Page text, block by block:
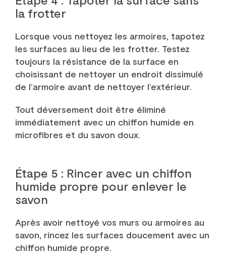
la frotter
Lorsque vous nettoyez les armoires, tapotez
les surfaces au lieu de les frotter. Testez
toujours la résistance de la surface en
choisissant de nettoyer un endroit dissimulé
de l’armoire avant de nettoyer l’extérieur.
Tout déversement doit être éliminé
immédiatement avec un chiffon humide en
microfibres et du savon doux.
Étape 5 : Rincer avec un chiffon
humide propre pour enlever le
savon
Après avoir nettoyé vos murs ou armoires au
savon, rincez les surfaces doucement avec un
chiffon humide propre.